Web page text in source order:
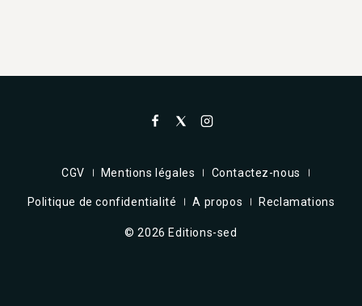
CGV Mentions légales Contactez-nous
Politique de confidentialité A propos Reclamations
© 2026 Editions-sed